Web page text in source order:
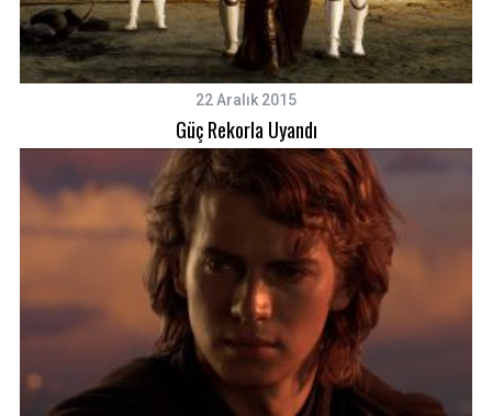
22 Aralık 2015
Güç Rekorla Uyandı